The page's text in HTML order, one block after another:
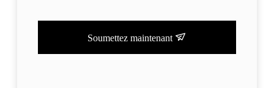
Soumettez maintenant